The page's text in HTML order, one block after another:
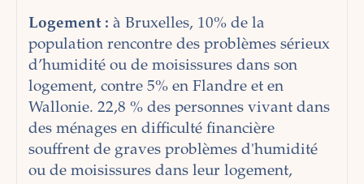
Logement :à Bruxelles, 10% de la
population rencontre des problèmes sérieux
d’humidité ou de moisissures dans son
logement, contre 5% en Flandre et en
Wallonie. 22,8 % des personnes vivant dans
des ménages en difficulté financière
souffrent de graves problèmes d'humidité
ou de moisissures dans leur logement,